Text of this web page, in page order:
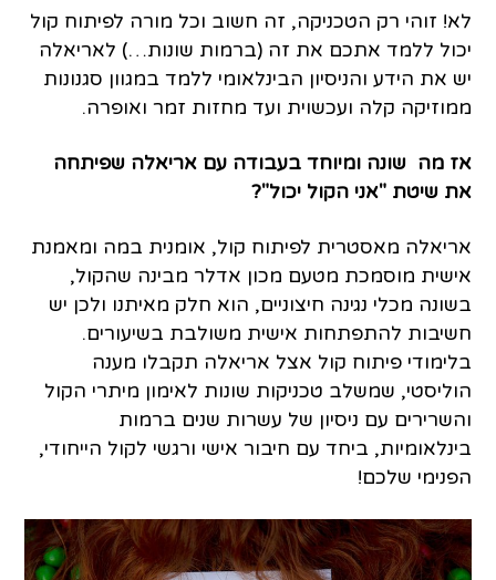
לא! זוהי רק הטכניקה, זה חשוב וכל מורה לפיתוח קול
יכול ללמד אתכם את זה (ברמות שונות…) לאריאלה
יש את הידע והניסיון הבינלאומי ללמד במגוון סגנונות
ממוזיקה קלה ועכשוית ועד מחזות זמר ואופרה.
אז מה שונה ומיוחד בעבודה עם אריאלה שפיתחה
את שיטת "אני הקול יכול"?
אריאלה מאסטרית לפיתוח קול, אומנית במה ומאמנת
אישית מוסמכת מטעם מכון אדלר מבינה שהקול,
בשונה מכלי נגינה חיצוניים, הוא חלק מאיתנו ולכן יש
חשיבות להתפתחות אישית משולבת בשיעורים.
בלימודי פיתוח קול אצל אריאלה תקבלו מענה
הוליסטי, שמשלב טכניקות שונות לאימון מיתרי הקול
והשרירים עם ניסיון של עשרות שנים ברמות
בינלאומיות, ביחד עם חיבור אישי ורגשי לקול הייחודי,
הפנימי שלכם!